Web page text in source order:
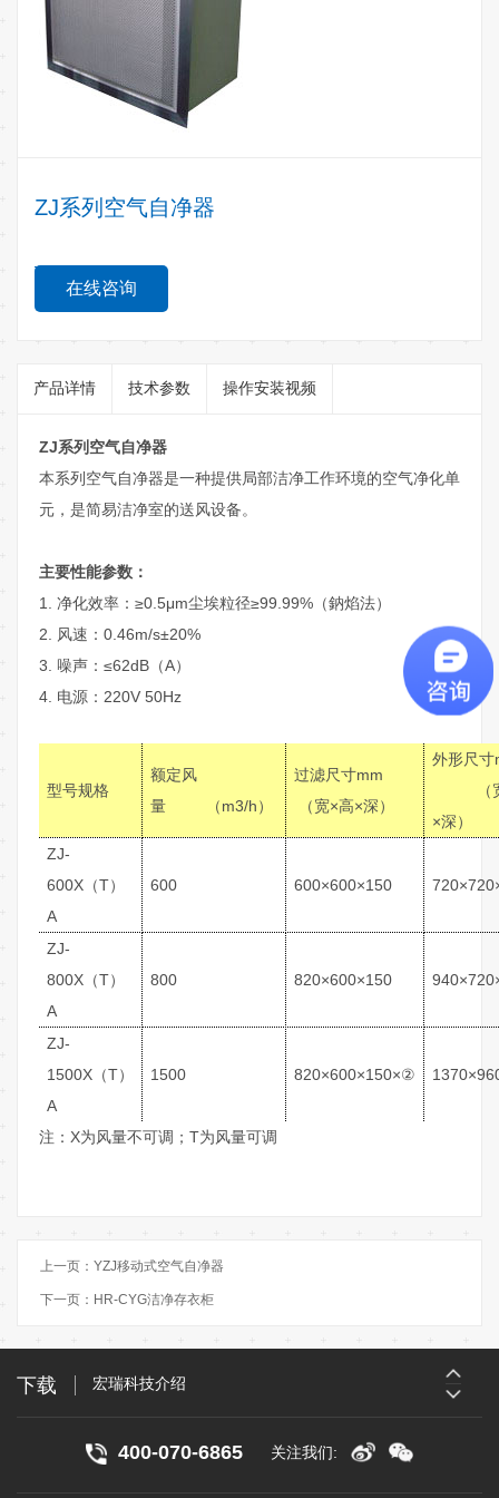
ZJ系列空气自净器
在线咨询
产品详情 技术参数 操作安装视频
ZJ系列空气自净器
本系列空气自净器是一种提供局部洁净工作环境的空气净化单
元，是简易洁净室的送风设备。
主要性能参数：
1. 净化效率：≥0.5μm尘埃粒径≥99.99%（鈉焰法）
2. 风速：0.46m/s±20%
3. 噪声：≤62dB（A）
4. 电源：220V 50Hz
型号规格
额定风
量 （m3/h）
过滤尺寸mm
（宽×高×深）
外形尺寸
（宽
×深）
ZJ-
600X（T）
A
600 600×600×150
ZJ-
800X（T）
A
800 820×600×150
ZJ-
1500X（T）
A
1500 820×600×150×②
注：X为风量不可调；T为风量可调
上一页： YZJ移动式空气自净器
下一页： HR-CYG洁净存衣柜
下载
宏瑞科技介绍
宏瑞科技介绍
400-070-6865 关注我们: